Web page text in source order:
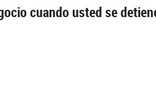
cuando usted se